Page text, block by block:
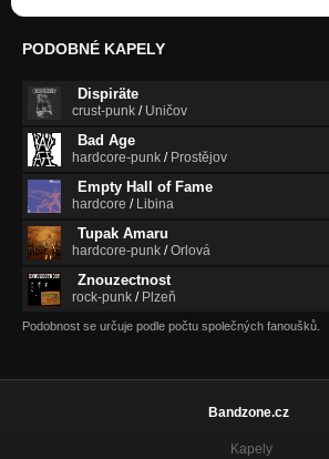
PODOBNÉ KAPELY
Dispiräte
crust-punk / Uničov
Bad Age
hardcore-punk / Prostějov
Empty Hall of Fame
hardcore / Libina
Tupak Amaru
hardcore-punk /Orlová
Znouzectnost
rock-punk / Plzeň
Podobnost se určuje podle počtu společných fanoušků.
Bandzone.cz
Kapely